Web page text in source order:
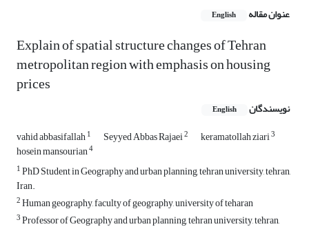
عنوان مقاله English
Explain of spatial structure changes of Tehran
metropolitan region with emphasis on housing
prices
نویسندگان English
vahid abbasifallah1 Seyyed Abbas Rajaei2 keramatollah ziari3
hosein mansourian4
1PhD Student in Geography and urban planning, tehran university, tehran,
Iran.
2Human geography, faculty of geography, university of teharan
3Professor of Geography and urban planning, tehran university, tehran,